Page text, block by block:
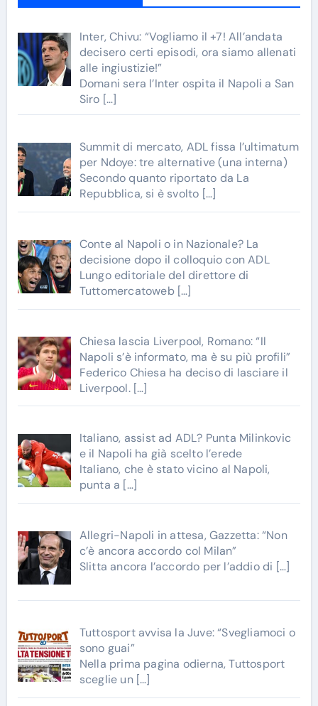
Inter, Chivu: “Vogliamo il +7! All’andata
decisero certi episodi, ora siamo allenati
alle ingiustizie!”
Domani sera l’Inter ospita il Napoli a San
Siro […]
Summit di mercato, ADL fissa l’ultimatum
per Ndoye: tre alternative (una interna)
Secondo quanto riportato da La
Repubblica, si è svolto […]
Conte al Napoli o in Nazionale? La
decisione dopo il colloquio con ADL
Lungo editoriale del direttore di
Tuttomercatoweb […]
Chiesa lascia Liverpool, Romano: “Il
Napoli s’è informato, ma è su più profili”
Federico Chiesa ha deciso di lasciare il
Liverpool. […]
Italiano, assist ad ADL? Punta Milinkovic
e il Napoli ha già scelto l’erede
Italiano, che è stato vicino al Napoli,
punta a […]
Allegri-Napoli in attesa, Gazzetta: “Non
c’è ancora accordo col Milan”
Slitta ancora l’accordo per l’addio di […]
Tuttosport avvisa la Juve: “Svegliamoci o
sono guai”
Nella prima pagina odierna, Tuttosport
sceglie un […]